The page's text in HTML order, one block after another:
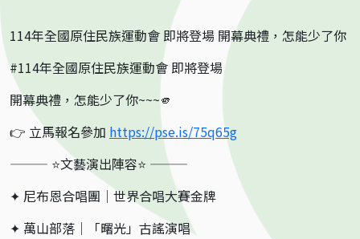
114年全國原住民族運動會 即將登場 開幕典禮，怎能少了你
#114年全國原住民族運動會 即將登場
開幕典禮，怎能少了你~~~🫵
👉 立馬報名參加 https://pse.is/75q65g
——— ⭐文藝演出陣容⭐ ———
✦ 尼布恩合唱團｜世界合唱大賽金牌
✦ 萬山部落｜「曙光」古謠演唱